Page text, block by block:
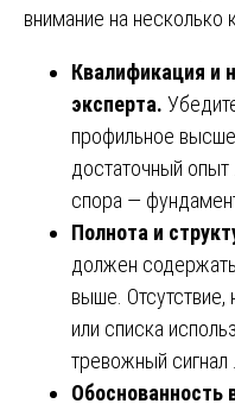
внимание на несколько
Квалификация и
эксперта.
профильное
достаточный опыт
спора —
Полнота и
должен
выше. Отсутствие,
или списка
тревожный сигнал .
Обоснованность